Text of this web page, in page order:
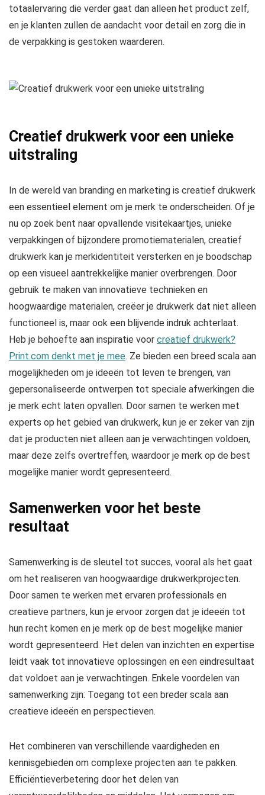
totaalervaring die verder gaat dan alleen het product zelf,
en je klanten zullen de aandacht voor detail en zorg die in
de verpakking is gestoken waarderen.
Creatief drukwerk voor een unieke
uitstraling
In de wereld van branding en marketing is creatief drukwerk
een essentieel element om je merk te onderscheiden. Of je
nu op zoek bent naar opvallende visitekaartjes, unieke
verpakkingen of bijzondere promotiematerialen, creatief
drukwerk kan je merkidentiteit versterken en je boodschap
op een visueel aantrekkelijke manier overbrengen. Door
gebruik te maken van innovatieve technieken en
hoogwaardige materialen, creëer je drukwerk dat niet alleen
functioneel is, maar ook een blijvende indruk achterlaat.
Heb je behoefte aan inspiratie voor creatief drukwerk?
Print.com denkt met je mee. Ze bieden een breed scala aan
mogelijkheden om je ideeën tot leven te brengen, van
gepersonaliseerde ontwerpen tot speciale afwerkingen die
je merk echt laten opvallen. Door samen te werken met
experts op het gebied van drukwerk, kun je er zeker van zijn
dat je producten niet alleen aan je verwachtingen voldoen,
maar deze zelfs overtreffen, waardoor je merk op de best
mogelijke manier wordt gepresenteerd.
Samenwerken voor het beste
resultaat
Samenwerking is de sleutel tot succes, vooral als het gaat
om het realiseren van hoogwaardige drukwerkprojecten.
Door samen te werken met ervaren professionals en
creatieve partners, kun je ervoor zorgen dat je ideeën tot
hun recht komen en je merk op de best mogelijke manier
wordt gepresenteerd. Het delen van inzichten en expertise
leidt vaak tot innovatieve oplossingen en een eindresultaat
dat voldoet aan je verwachtingen. Enkele voordelen van
samenwerking zijn: Toegang tot een breder scala aan
creatieve ideeën en perspectieven.
Het combineren van verschillende vaardigheden en
kennisgebieden om complexe projecten aan te pakken.
Efficiëntieverbetering door het delen van